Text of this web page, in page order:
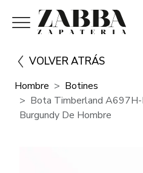
VOLVER ATRÁS
Hombre
Botines
Bota Timberland
Burgundy De Hombre